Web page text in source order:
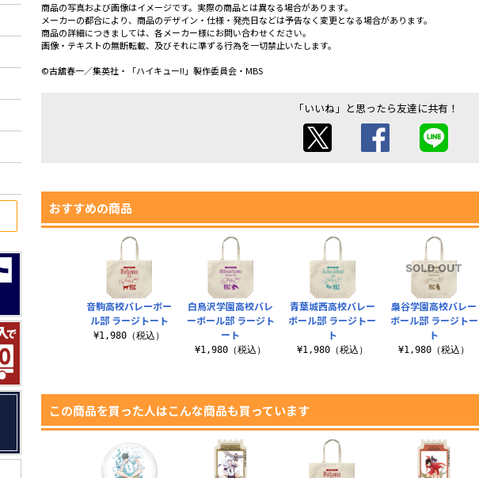
商品の写真および画像はイメージです。実際の商品とは異なる場合があります。
メーカーの都合により、商品のデザイン・仕様・発売日などは予告なく変更となる場合があります。
商品の詳細につきましては、各メーカー様にお問い合わせください。
画像・テキストの無断転載、及びそれに準ずる行為を一切禁止いたします。
©古舘春一／集英社・「ハイキュー!!」製作委員会・MBS
「いいね」と思ったら友達に共有！
おすすめの商品
青葉城西高校バレー
ボール部 ラージトー
ト
¥1,980（税込）
梟谷学園高校バレー
ボール部 ラージトー
ト
¥1,980（税込）
音駒高校バレーボー
ル部 ラージトート
¥1,980（税込）
白鳥沢学園高校バレ
ーボール部 ラージト
ート
¥1,980（税込）
この商品を買った人はこんな商品も買っています